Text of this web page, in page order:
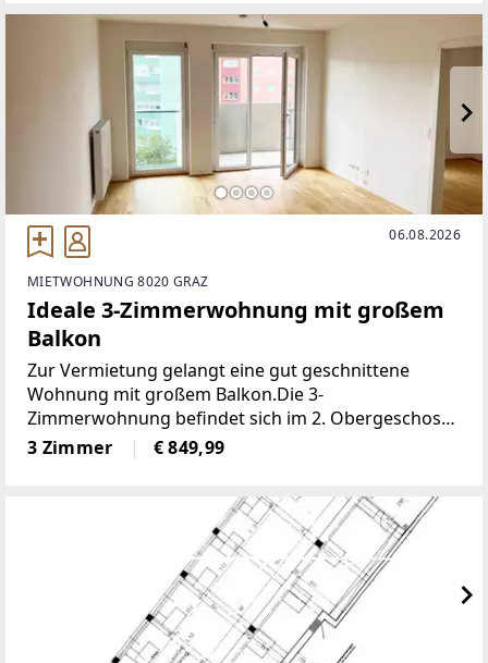
06.08.2026
MIETWOHNUNG 8020 GRAZ
Ideale 3-Zimmerwohnung mit großem
Balkon
Zur Vermietung gelangt eine gut geschnittene
Wohnung mit großem Balkon.Die 3-
Zimmerwohnung befindet sich im 2. Obergeschoss
(Lift vorhanden), bietet eine Nutzfläche von ca. 67
m² und einen Balkon.Raumaufteilung:+ Wohnraum
3 Zimmer € 849,99